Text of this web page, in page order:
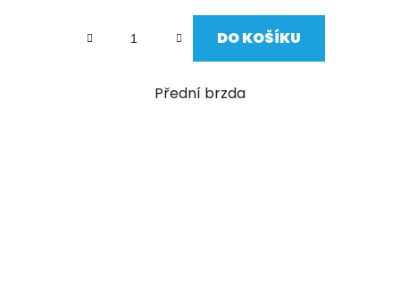
DO KOŠÍKU
Přední brzda